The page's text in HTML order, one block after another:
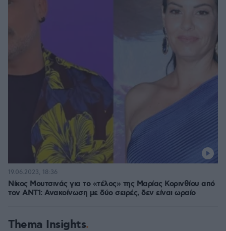
Νίκος Μουτσινάς για το «τέλος» της Μαρίας Κορινθίου από
τον ΑΝΤ1: Ανακοίνωση με δύο σειρές, δεν είναι ωραίο
19.06.2023, 18:36
Thema Insights